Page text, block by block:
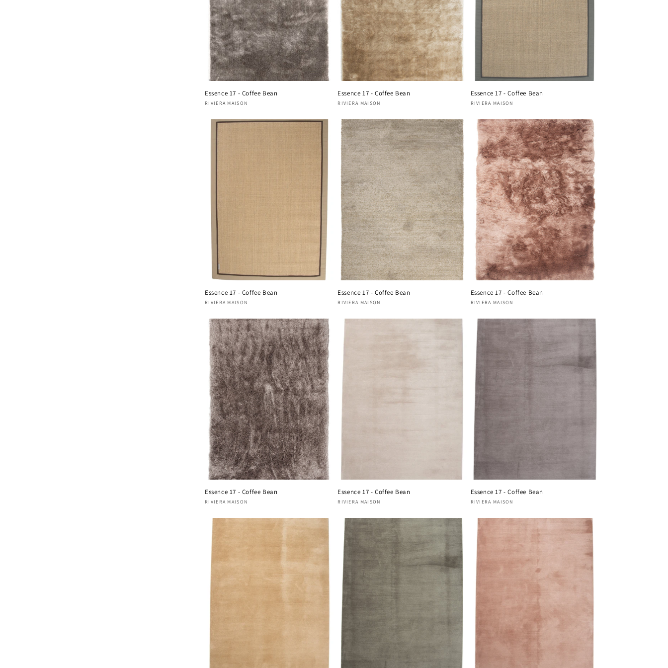
Essence 17 - Coffee Bean
Fournisseur :
RIVIERA MAISON
Essence 17 - Coffee Bean
Fournisseur :
RIVIERA MAISON
Essence 17 - Coffee Bean
Fournisseur :
RIVIERA MAISON
Essence 17 - Coffee Bean
Fournisseur :
RIVIERA MAISON
Essence 17 - Coffee Bean
Fournisseur :
RIVIERA MAISON
Essence 17 - Coffee Bean
Fournisseur :
RIVIERA MAISON
Essence 17 - Coffee Bean
Fournisseur :
RIVIERA MAISON
Essence 17 - Coffee Bean
Fournisseur :
RIVIERA MAISON
Essence 17 - Coffee Bean
Fournisseur :
RIVIERA MAISON